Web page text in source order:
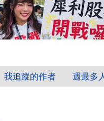
我追蹤的作者 週最多